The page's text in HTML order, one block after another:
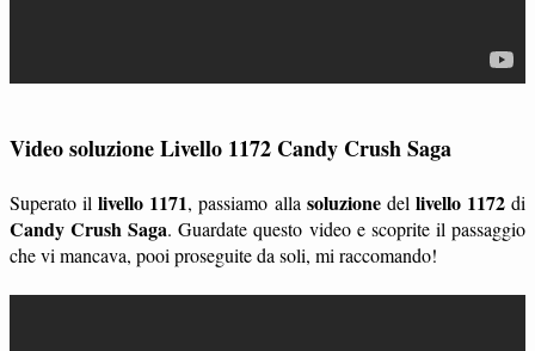
Video soluzione Livello 1172 Candy Crush Saga
Superato illivello 1171, passiamo alla soluzionedel livello 1172di
Candy Crush Saga. Guardate questo video e scoprite il passaggio
che vi mancava, pooi proseguite da soli, mi raccomando!